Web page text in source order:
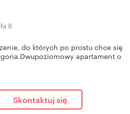
II
do których po prostu chce się
apartament o
Skontaktuj się